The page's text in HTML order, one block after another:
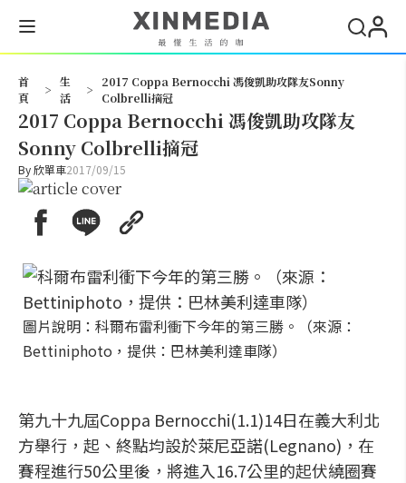
首
頁
>
生
活
>
2017 Coppa Bernocchi 馮俊凱助攻隊友Sonny
Colbrelli摘冠
2017 Coppa Bernocchi 馮俊凱助攻隊友
Sonny Colbrelli摘冠
By欣單車2017/09/15
圖片說明：科爾布雷利衝下今年的第三勝。（來源：
Bettiniphoto，提供：巴林美利達車隊）
第九十九屆Coppa Bernocchi(1.1)14日在義大利北
方舉行，起、終點均設於萊尼亞諾(Legnano)，在
賽程進行50公里後，將進入16.7公里的起伏繞圈賽